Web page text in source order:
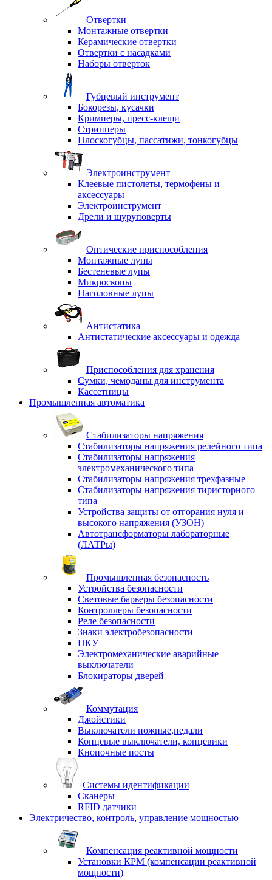
Отвертки
Монтажные отвертки
Керамические отвертки
Отвертки с насадками
Наборы отверток
Губцевый инструмент
Бокорезы, кусачки
Кримперы, пресс-клещи
Стрипперы
Плоскогубцы, пассатижи, тонкогубцы
Электроинструмент
Клеевые пистолеты, термофены и
аксессуары
Электроинструмент
Дрели и шуруповерты
Оптические приспособления
Монтажные лупы
Бестеневые лупы
Микроскопы
Наголовные лупы
Антистатика
Антистатические аксессуары и одежда
Приспособления для хранения
Сумки, чемоданы для инструмента
Кассетницы
Промышленная автоматика
Стабилизаторы напряжения
Стабилизаторы напряжения релейного типа
Стабилизаторы напряжения
электромеханического типа
Стабилизаторы напряжения трехфазные
Стабилизаторы напряжения тиристорного
типа
Устройства защиты от отгорания нуля и
высокого напряжения (УЗОН)
Автотрансформаторы лабораторные
(ЛАТРы)
Промышленная безопасность
Устройства безопасности
Световые барьеры безопасности
Контроллеры безопасности
Реле безопасности
Знаки электробезопасности
НКУ
Электромеханические аварийные
выключатели
Блокираторы дверей
Коммутация
Джойстики
Выключатели ножные,педали
Концевые выключатели, концевики
Кнопочные посты
Системы идентификации
Сканеры
RFID датчики
Электричество, контроль, управление мощностью
Компенсация реактивной мощности
Установки КРМ (компенсации реактивной
мощности)